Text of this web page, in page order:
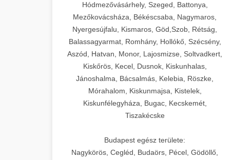
Hódmezővásárhely, Szeged, Battonya,
Mezőkovácsháza, Békéscsaba, Nagymaros,
Nyergesújfalu, Kismaros, Göd,Szob, Rétság,
Balassagyarmat, Romhány, Hollókő, Szécsény,
Aszód, Hatvan, Monor, Lajosmizse, Soltvadkert,
Kiskőrös, Kecel, Dusnok, Kiskunhalas,
Jánoshalma, Bácsalmás, Kelebia, Röszke,
Mórahalom, Kiskunmajsa, Kistelek,
Kiskunfélegyháza, Bugac, Kecskemét,
Tiszakécske
Budapest egész területe:
Nagykörös, Cegléd, Budaörs, Pécel, Gödöllő,